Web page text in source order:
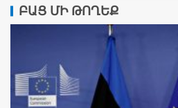
ԲԱՑ ՄԻ ԹՈՂԵՔ